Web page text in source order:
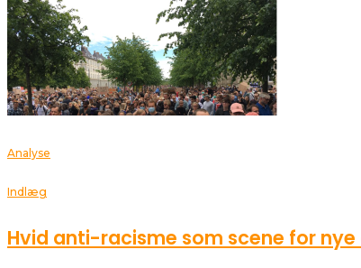
Analyse
Indlæg
Hvid anti-racisme som scene for